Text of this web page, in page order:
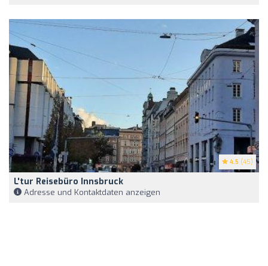
4.5 (45)
L'tur Reisebüro Innsbruck
Adresse und Kontaktdaten anzeigen